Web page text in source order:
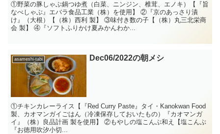
①野菜の豚しゃぶ鍋つゆ煮（白菜、ニンジン、椎茸、エノキ）【『旨
なべしゃぶ』エバラ食品工業（株）を使用】 ②『京のあっさり漬
け』（大根）【（株）西利 製】 ③味付き数の子【（株）丸三北栄商
会 製】 ④『ソフトふりかけ夏みかんわか...
asameshi-tabi Dec06/2022の朝メシ
①チキンカレーライス【『Red Curry Paste』タイ・Kanokwan Food
製、カオマンガイごはん（冷凍保存しておいたもの）『カオマンガ
イ』（株）良品計画 製を使用】 ②もやしの塩こんぶ和え【塩こんぶ
『お徳用吹汐小切...